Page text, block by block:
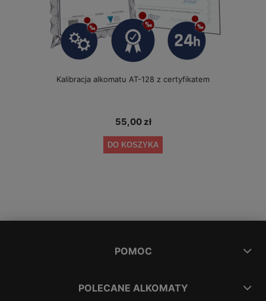
Kalibracja alkomatu AT-128 z certyfikatem
55,00 zł
DO KOSZYKA
POMOC
POLECANE ALKOMATY